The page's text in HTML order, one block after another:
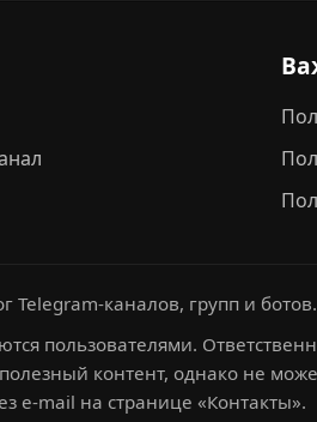
Telegram-каналов, групп и ботов.
пользователями.
контент, однако не
e-mail на странице «Контакты».